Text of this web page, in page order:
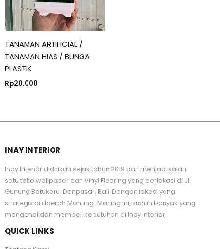
TANAMAN ARTIFICIAL /
TANAMAN HIAS / BUNGA
PLASTIK
Rp20.000
INAY INTERIOR
Inay Interior didirikan sejak tahun 2019 dan menjadi salah
satu toko wallpaper dan Vinyl Flooring yang berlokasi di Jl.
Gunung Batukaru Denpasar, Bali. Dengan lokasi yang
strategis di daerah Monang-Maning ini, sudah banyak yang
mengenal dan membeli kebutuhan di Inay Interior
QUICK LINKS